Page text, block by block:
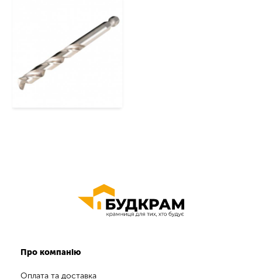
Про компанію
Оплата та доставка